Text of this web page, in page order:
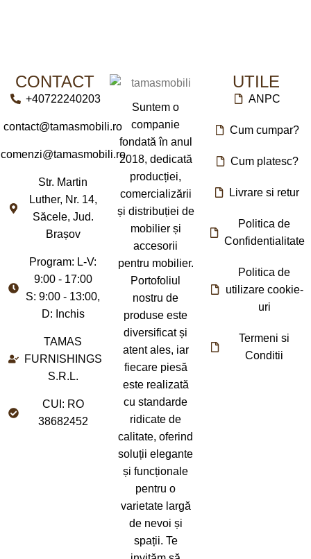
CONTACT
+40722240203
contact@tamasmobili.ro
comenzi@tamasmobili.ro
Str. Martin
Luther, Nr. 14,
Săcele, Jud.
Brașov
Program: L-V:
9:00 - 17:00
S: 9:00 - 13:00,
D: Inchis
TAMAS
FURNISHINGS
S.R.L.
CUI: RO
38682452
Suntem o
companie
fondată în anul
2018, dedicată
producției,
comercializării
și distribuției de
mobilier și
accesorii
pentru mobilier.
Portofoliul
nostru de
produse este
diversificat și
atent ales, iar
fiecare piesă
este realizată
cu standarde
ridicate de
calitate, oferind
soluții elegante
și funcționale
pentru o
varietate largă
de nevoi și
spații. Te
UTILE
ANPC
Cum cumpar?
Cum platesc?
Livrare si retur
Politica de
Confidentialitate
Politica de
utilizare cookie-
uri
Termeni si
Conditii